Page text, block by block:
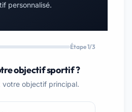
personnalisé.
Étape 1/3
objectif sportif ?
votre objectif principal.